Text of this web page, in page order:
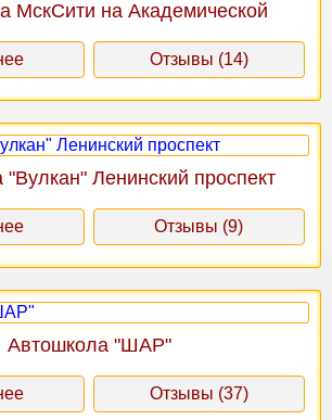
МскСити на Академической
Отзывы (14)
Ленинский проспект
Отзывы (9)
Автошкола "ШАР"
Отзывы (37)